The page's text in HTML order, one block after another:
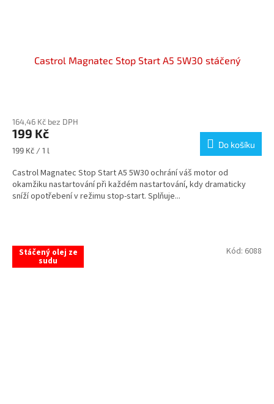
Castrol Magnatec Stop Start A5 5W30 stáčený
produktu
je
5,0
5
hvězdiček.
164,46 Kč bez DPH
199 Kč
Měrná
199 Kč / 1 l
Do košíku
Castrol Magnatec Stop Start A5 5W30 ochrání váš motor od
okamžiku nastartování při každém nastartování, kdy dramaticky
sníží opotřebení v režimu stop-start. Splňuje...
Stáčený olej ze
sudu
Kód: 6088